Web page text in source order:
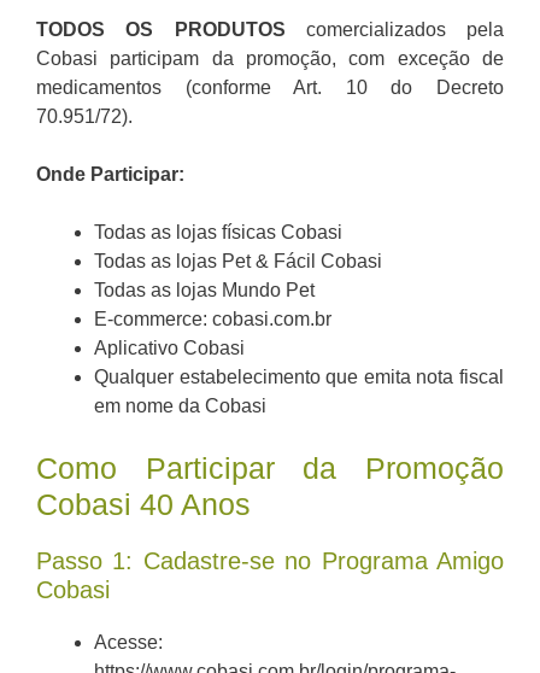
TODOS OS PRODUTOS comercializados pela
Cobasi participam da promoção, com exceção de
medicamentos (conforme Art. 10 do Decreto
70.951/72).
Onde Participar:
Todas as lojas físicas Cobasi
Todas as lojas Pet & Fácil Cobasi
Todas as lojas Mundo Pet
E-commerce: cobasi.com.br
Aplicativo Cobasi
Qualquer estabelecimento que emita nota fiscal
em nome da Cobasi
Como Participar da Promoção
Cobasi 40 Anos
Passo 1: Cadastre-se no Programa Amigo
Cobasi
Acesse: